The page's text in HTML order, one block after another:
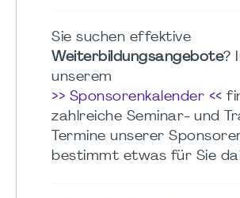
Sie suchen effektive
Weiterbildungsangebote?
unserem
>> Sponsorenkalender <<
zahlreiche Seminar- und
Termine unserer
bestimmt etwas für Sie